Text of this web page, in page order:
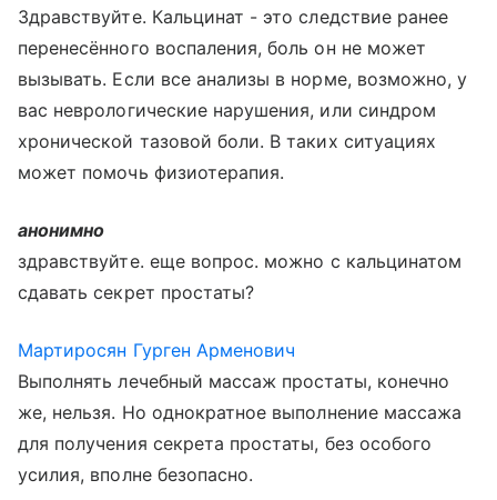
Здравствуйте. Кальцинат - это следствие ранее
перенесённого воспаления, боль он не может
вызывать. Если все анализы в норме, возможно, у
вас неврологические нарушения, или синдром
хронической тазовой боли. В таких ситуациях
может помочь физиотерапия.
анонимно
здравствуйте. еще вопрос. можно с кальцинатом
сдавать секрет простаты?
Мартиросян Гурген Арменович
Выполнять лечебный массаж простаты, конечно
же, нельзя. Но однократное выполнение массажа
для получения секрета простаты, без особого
усилия, вполне безопасно.